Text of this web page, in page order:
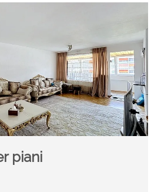
piani